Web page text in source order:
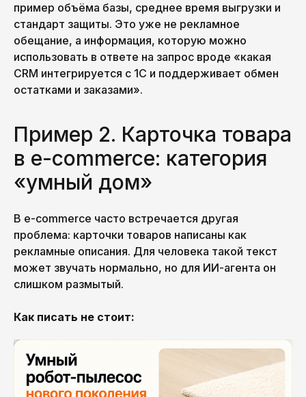
пример объёма базы, среднее время выгрузки и
стандарт защиты. Это уже не рекламное
обещание, а информация, которую можно
использовать в ответе на запрос вроде «какая
CRM интегрируется с 1С и поддерживает обмен
остатками и заказами».
Пример 2. Карточка товара
в e-commerce: категория
«умный дом»
В e-commerce часто встречается другая
проблема: карточки товаров написаны как
рекламные описания. Для человека такой текст
может звучать нормально, но для ИИ-агента он
слишком размытый.
Как писать не стоит:
Давай дружить!
PICKLES TEAM
Мы делимся новостями, идеями
и историями, которые вдохновляют.
Никакого спама — только то, что
Ваша почта
Подписаться на рассылку